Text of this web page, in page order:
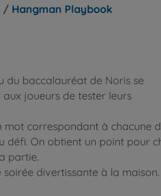
/ Hangman Playbook
du baccalauréat de Noris se
joueurs de tester leurs
correspondant à chacune
défi. On obtient un point pour
partie.
divertissante à la maison.